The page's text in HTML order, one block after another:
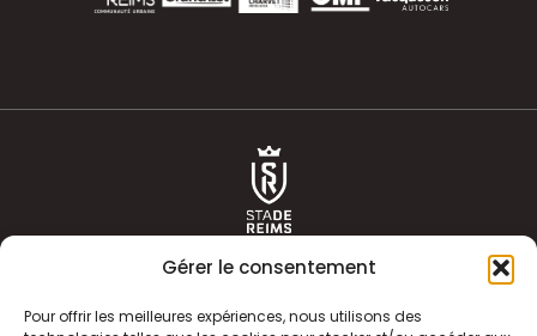
Gérer le consentement
Pour offrir les meilleures expériences, nous utilisons des